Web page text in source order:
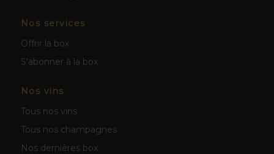
Nos services
Offrir la box
S'abonner à la box
Nos vins
Tous nos vins
Tous nos champagnes
Nos dernières box